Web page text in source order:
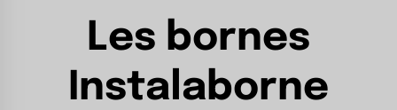
Les bornes
Instalaborne